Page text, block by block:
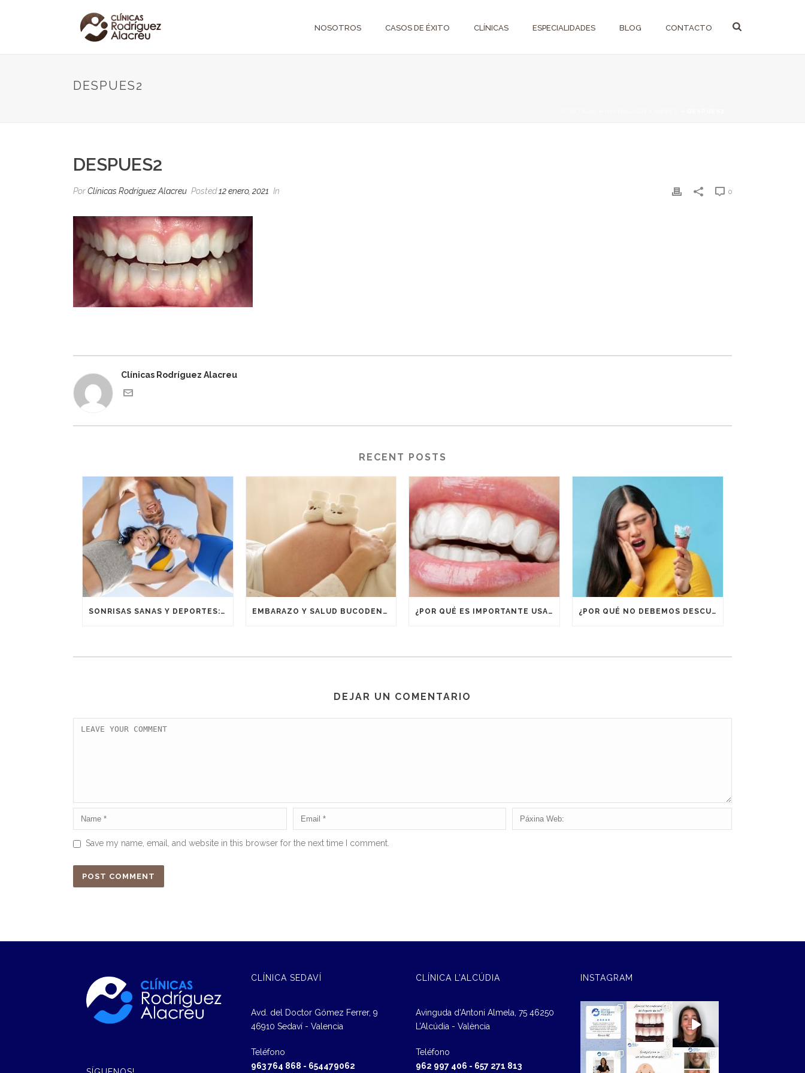
NOSOTROS CASOS DE ÉXITO CLÍNICAS ESPECIALIDADES BLOG CONTACTO
DESPUES2
DESPUES2
PorClínicas Rodríguez Alacreu Posted12 enero, 2021 In 0
Clínicas Rodríguez Alacreu
RECENT POSTS
SONRISAS SANAS Y DEPORTES: UNA ALIANZA GANADORA EMBARAZO Y SALUD BUCODENTAL ¿POR QUÉ ES IMPORTANTE USAR RETENEDORES DESPUÉS DE UN TRATAMIENTO DE ORTODONCIA? ¿POR QUÉ NO DEBEMOS DESCUIDAR LA BOCA EN VACACIONES?
DEJAR UN COMENTARIO
Save my name, email, and website in this browser for the next time I comment.
CLÍNICA SEDAVÍ
Avd. del Doctor Gómez Ferrer, 9
46910 Sedaví - Valencia
Teléfono
963 764 868 - 654479062
CLÍNICA L’ALCÚDIA
Avinguda d‘Antoni Almela, 75 46250
L’Alcúdia - València
Teléfono
962 997 406 - 657 271 813
INSTAGRAM